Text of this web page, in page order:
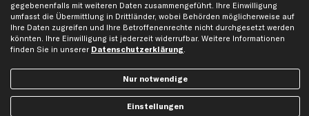
Artikel, Teile, Original und Bestell-Nr. dienen nur zu Vergleichszwecken und sind
keine Herkunftsbezeichnungen. Die Nennung von Namen, Warenzeichen oder
Markennamen erfolgt nur zu Zwecken der Zuordnung unserer Artikel. Die Angaben
von diesen in Rechnungen an Fahrzeugbesitzer sind nicht statthaft. Die Ware bleibt
bis zur Bezahlung unser Eigentum.
Die hier dargestellten Daten, insbesondere die gesamte Datenbank, dürfen nicht
vervielfältigt werden. Die Vervielfältigung und Verbreitung der Daten und der
Datenbank ohne vorherige Einwilligung von TecAlliance und/oder die Einbeziehung
Dritter in solche Aktivitäten ist streng verboten. Jegliche unautorisierte Nutzung von
gegebenenfalls mit weiteren Daten zusammengeführt. Ihre Einwilligung
umfasst die Übermittlung in Drittländer, wobei Behörden möglicherweise auf
Ihre Daten zugreifen und Ihre Betroffenenrechte nicht durchgesetzt werden
könnten. Ihre Einwilligung ist jederzeit widerrufbar. Weitere Informationen
finden Sie in unserer Datenschutzerklärung.
Nur notwendige
Einstellungen